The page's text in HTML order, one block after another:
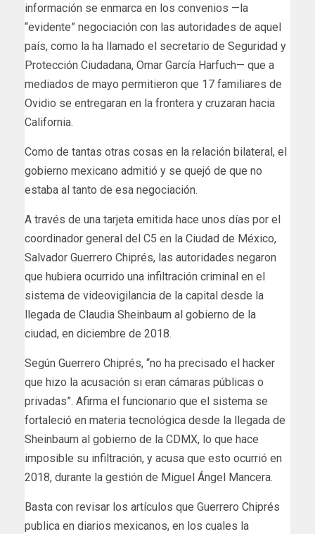
información se enmarca en los convenios —la
“evidente” negociación con las autoridades de aquel
país, como la ha llamado el secretario de Seguridad y
Protección Ciudadana, Omar García Harfuch— que a
mediados de mayo permitieron que 17 familiares de
Ovidio se entregaran en la frontera y cruzaran hacia
California.
Como de tantas otras cosas en la relación bilateral, el
gobierno mexicano admitió y se quejó de que no
estaba al tanto de esa negociación.
A través de una tarjeta emitida hace unos días por el
coordinador general del C5 en la Ciudad de México,
Salvador Guerrero Chiprés, las autoridades negaron
que hubiera ocurrido una infiltración criminal en el
sistema de videovigilancia de la capital desde la
llegada de Claudia Sheinbaum al gobierno de la
ciudad, en diciembre de 2018.
Según Guerrero Chiprés, “no ha precisado el hacker
que hizo la acusación si eran cámaras públicas o
privadas”. Afirma el funcionario que el sistema se
fortaleció en materia tecnológica desde la llegada de
Sheinbaum al gobierno de la CDMX, lo que hace
imposible su infiltración, y acusa que esto ocurrió en
2018, durante la gestión de Miguel Ángel Mancera.
Basta con revisar los artículos que Guerrero Chiprés
publica en diarios mexicanos, en los cuales la